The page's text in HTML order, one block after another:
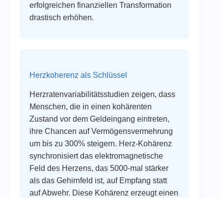
erfolgreichen finanziellen Transformation
drastisch erhöhen.
Herzkoherenz als Schlüssel
Herzratenvariabilitätsstudien zeigen, dass
Menschen, die in einen kohärenten
Zustand vor dem Geldeingang eintreten,
ihre Chancen auf Vermögensvermehrung
um bis zu 300% steigern. Herz-Kohärenz
synchronisiert das elektromagnetische
Feld des Herzens, das 5000-mal stärker
als das Gehirnfeld ist, auf Empfang statt
auf Abwehr. Diese Kohärenz erzeugt einen